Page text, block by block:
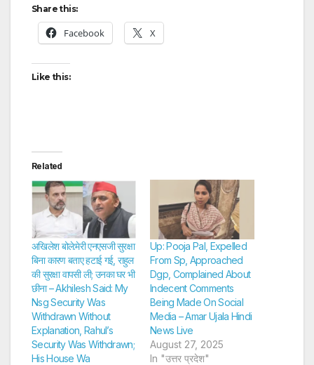
Share this:
Facebook X
Like this:
Related
अखिलेश बोले:मेरी एनएसजी सुरक्षा
बिना कारण बताए हटाई गई, राहुल
की सुरक्षा वापसी ली; उनका घर भी
छीना – Akhilesh Said: My
Nsg Security Was
Withdrawn Without
Explanation, Rahul’s
Security Was Withdrawn;
His House Wa
Up: Pooja Pal, Expelled
From Sp, Approached
Dgp, Complained About
Indecent Comments
Being Made On Social
Media – Amar Ujala Hindi
News Live
August 27, 2025
In "उत्तर प्रदेश"